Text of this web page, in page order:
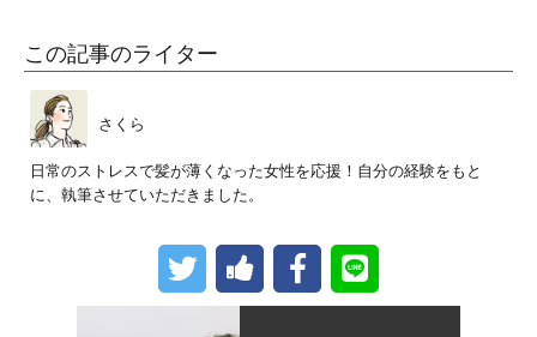
この記事のライター
さくら
日常のストレスで髪が薄くなった女性を応援！自分の経験をもと
に、執筆させていただきました。